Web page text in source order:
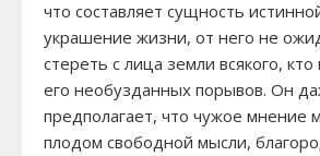
что составляет сущность
украшение жизни, от него не
стереть с лица земли всякого,
его необузданных порывов. Он
предполагает, что чужое мнение
плодом свободной мысли,